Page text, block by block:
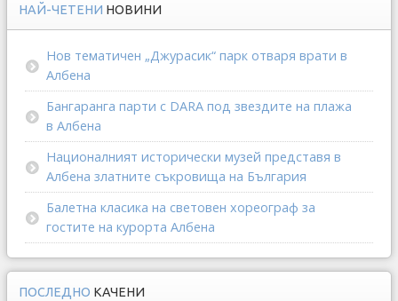
НАЙ-ЧЕТЕНИ НОВИНИ
Нов тематичен „Джурасик“ парк отваря врати в
Албена
Бангаранга парти с DARA под звездите на плажа
в Албена
Националният исторически музей представя в
Албена златните съкровища на България
Балетна класика на световен хореограф за
гостите на курорта Албена
ПОСЛЕДНО КАЧЕНИ